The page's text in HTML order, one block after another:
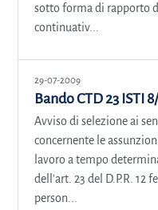
sotto forma di rapporto
continuativ...
29-07-2009
Bando CTD 23 ISTI
Avviso di selezione ai
concernente le
lavoro a tempo
dell'art. 23 del D.P.R. 12
person...